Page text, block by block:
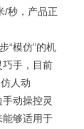
/秒，产品正
“模仿”的机
巧手，目前
人动
动操控灵
能够适用于